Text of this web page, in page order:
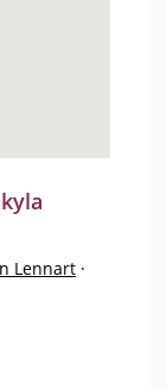
Lennart ·